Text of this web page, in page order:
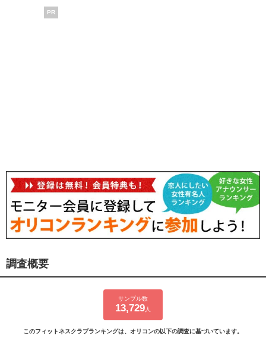
PR
調査概要
サンプル数
13,729 人
このフィットネスクラブランキングは、オリコンの以下の調査に基づいています。